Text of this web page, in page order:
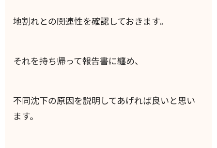
地割れとの関連性を確認しておきます。
それを持ち帰って報告書に纏め、
不同沈下の原因を説明してあげれば良いと思い
ます。